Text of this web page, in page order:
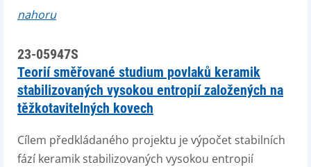
nahoru
23-05947S
Teorií směřované studium povlaků keramik
stabilizovaných vysokou entropií založených na
těžkotavitelných kovech
Cílem předkládaného projektu je výpočet stabilních
fází keramik stabilizovaných vysokou entropií